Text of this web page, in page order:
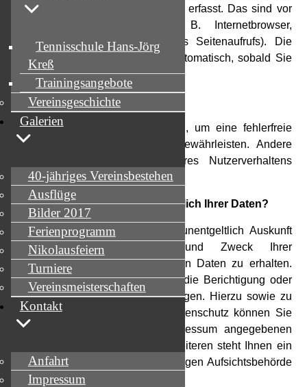
Website durch unsere IT-Systeme erfasst. Das sind vor
allem technische Daten (z. B. Internetbrowser,
Betriebssystem oder Uhrzeit des Seitenaufrufs). Die
Erfassung dieser Daten erfolgt automatisch, sobald Sie
diese Website betreten.
Wofür nutzen wir Ihre Daten?
Ein Teil der Daten wird erhoben, um eine fehlerfreie
Bereitstellung der Website zu gewährleisten. Andere
Daten können zur Analyse Ihres Nutzerverhaltens
verwendet werden.
Welche Rechte haben Sie bezüglich Ihrer Daten?
Sie haben jederzeit das Recht unentgeltlich Auskunft
über Herkunft, Empfänger und Zweck Ihrer
gespeicherten personenbezogenen Daten zu erhalten.
Sie haben außerdem ein Recht, die Berichtigung oder
Löschung dieser Daten zu verlangen. Hierzu sowie zu
weiteren Fragen zum Thema Datenschutz können Sie
sich jederzeit unter der im Impressum angegebenen
Adresse an uns wenden. Des Weiteren steht Ihnen ein
Beschwerderecht bei der zuständigen Aufsichtsbehörde
zu.
Tennisschule Hans-Jörg
Kreß
Trainingsangebote
Vereinsgeschichte
Galerien
40-jähriges Vereinsbestehen
Ausflüge
Bilder 2017
Ferienprogramm
Nikolausfeiern
Turniere
Vereinsmeisterschaften
Kontakt
Anfahrt
Impressum